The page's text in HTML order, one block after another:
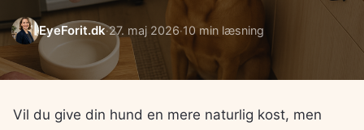
EyeForit.dk·27. maj 2026·10 min læsning
Vil du give din hund en mere naturlig kost, men